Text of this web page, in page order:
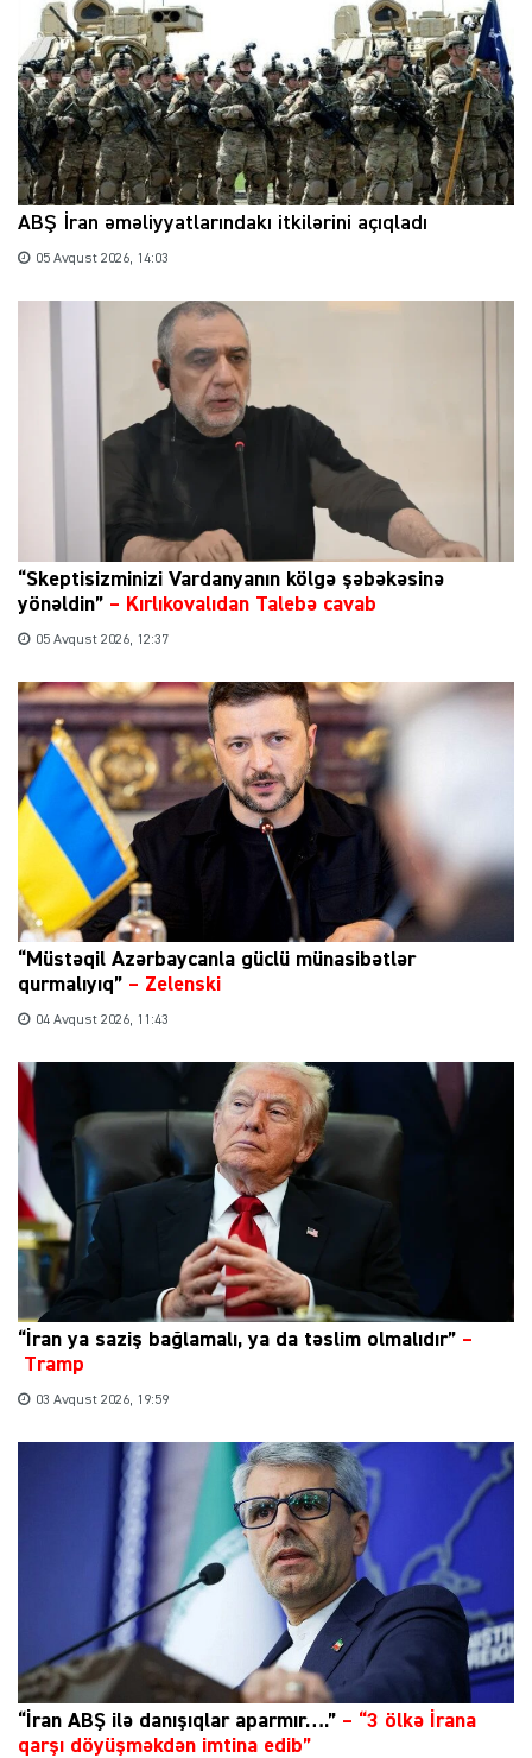
ABŞ İran əməliyyatlarındakı itkilərini açıqladı
05 Avqust 2026, 14:03
“Skeptisizminizi Vardanyanın kölgə şəbəkəsinə
yönəldin” – Kırlıkovalıdan Talebə cavab
05 Avqust 2026, 12:37
“Müstəqil Azərbaycanla güclü münasibətlər
qurmalıyıq” – Zelenski
04 Avqust 2026, 11:43
“İran ya saziş bağlamalı, ya da təslim olmalıdır” –
Tramp
03 Avqust 2026, 19:59
“İran ABŞ ilə danışıqlar aparmır….” – “3 ölkə İrana
qarşı döyüşməkdən imtina edib”